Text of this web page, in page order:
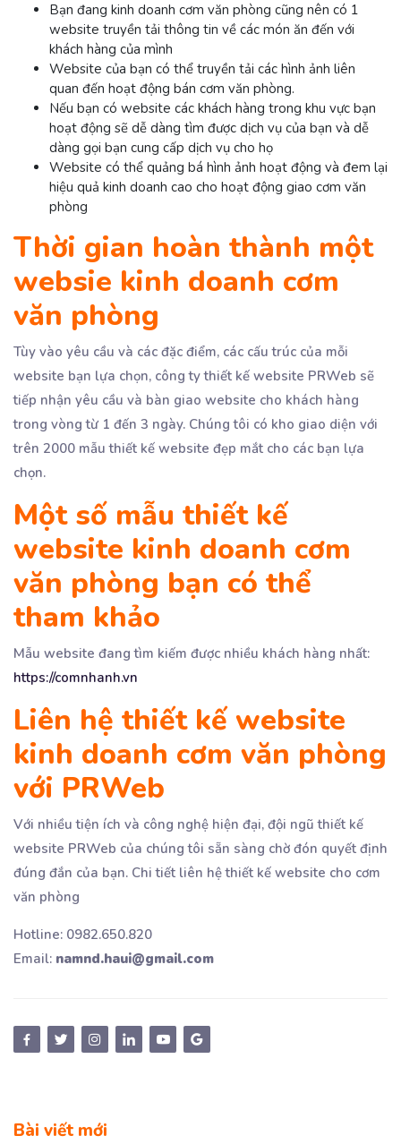
Bạn đang kinh doanh cơm văn phòng cũng nên có 1
website truyền tải thông tin về các món ăn đến với
khách hàng của mình
Website của bạn có thể truyền tải các hình ảnh liên
quan đến hoạt động bán cơm văn phòng.
Nếu bạn có website các khách hàng trong khu vực bạn
hoạt động sẽ dễ dàng tìm được dịch vụ của bạn và dễ
dàng gọi bạn cung cấp dịch vụ cho họ
Website có thể quảng bá hình ảnh hoạt động và đem lại
hiệu quả kinh doanh cao cho hoạt động giao cơm văn
phòng
Thời gian hoàn thành một
websie kinh doanh cơm
văn phòng
Tùy vào yêu cầu và các đặc điểm, các cấu trúc của mỗi
website bạn lựa chọn, công ty thiết kế website PRWeb sẽ
tiếp nhận yêu cầu và bàn giao website cho khách hàng
trong vòng từ 1 đến 3 ngày. Chúng tôi có kho giao diện với
trên 2000 mẫu thiết kế website đẹp mắt cho các bạn lựa
chọn.
Một số mẫu thiết kế
website kinh doanh cơm
văn phòng bạn có thể
tham khảo
Mẫu website đang tìm kiếm được nhiều khách hàng nhất:
https://comnhanh.vn
Liên hệ thiết kế website
kinh doanh cơm văn phòng
với PRWeb
Với nhiều tiện ích và công nghệ hiện đại, đội ngũ thiết kế
website PRWeb của chúng tôi sẵn sàng chờ đón quyết định
đúng đắn của bạn. Chi tiết liên hệ thiết kế website cho cơm
văn phòng
Hotline: 0982.650.820
Email: namnd.haui@gmail.com
Bài viết mới